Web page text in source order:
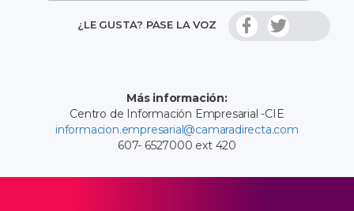
¿LE GUSTA? PASE LA VOZ
Más información:
Centro de Información Empresarial -CIE
informacion.empresarial@camaradirecta.com
607- 6527000 ext 420